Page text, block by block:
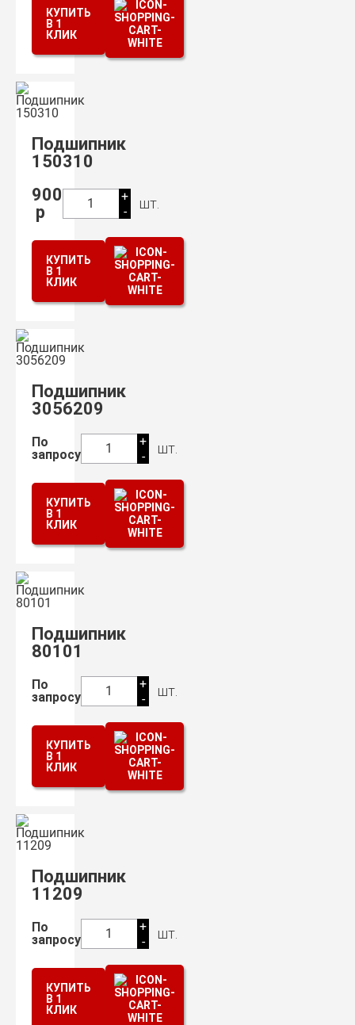
КУПИТЬ
В 1
КЛИК
Подшипник
150310
900
р
1
+
-
шт.
КУПИТЬ
В 1
КЛИК
Подшипник
3056209
По
запросу
1
+
-
шт.
КУПИТЬ
В 1
КЛИК
Подшипник
80101
По
запросу
1
+
-
шт.
КУПИТЬ
В 1
КЛИК
Подшипник
11209
По
запросу
1
+
-
шт.
КУПИТЬ
В 1
КЛИК